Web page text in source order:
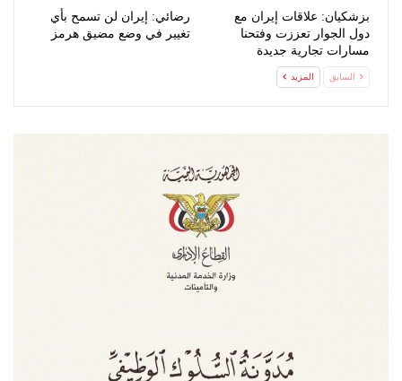
بزشكيان: علاقات إيران مع
دول الجوار تعززت وفتحنا
مسارات تجارية جديدة
رضائي: إيران لن تسمح بأي
تغيير في وضع مضيق هرمز
السابق المزيد